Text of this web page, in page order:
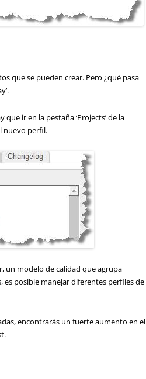
que se pueden crear. Pero ¿qué pasa
ir en la pestaña ‘Projects’ de la
nuevo perfil.
un modelo de calidad que agrupa
es posible manejar diferentes perfiles de
encontrarás un fuerte aumento en el